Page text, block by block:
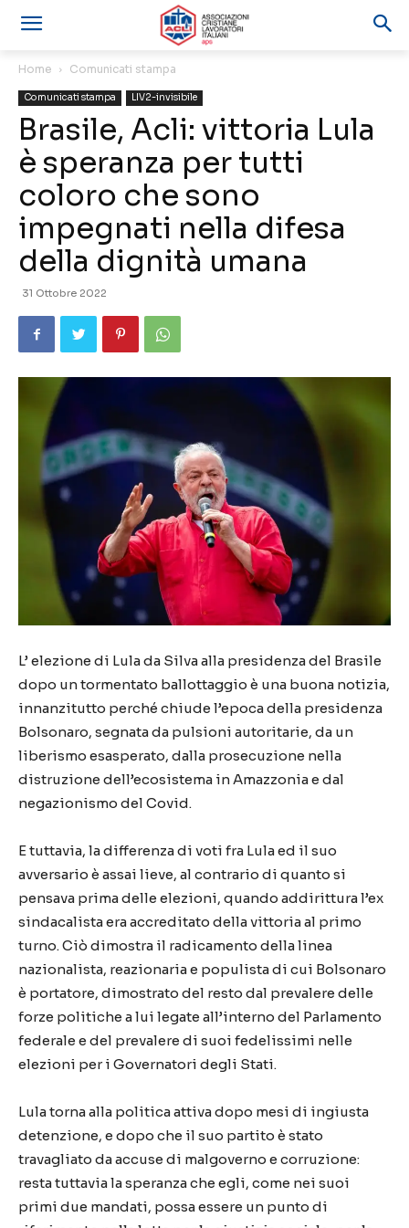
Home Comunicati stampa
Comunicati stampa LIV2-invisibile
Brasile, Acli: vittoria Lula
è speranza per tutti
coloro che sono
impegnati nella difesa
della dignità umana
31 Ottobre 2022
L’ elezione di Lula da Silva alla presidenza del Brasile
dopo un tormentato ballottaggio è una buona notizia,
innanzitutto perché chiude l’epoca della presidenza
Bolsonaro, segnata da pulsioni autoritarie, da un
liberismo esasperato, dalla prosecuzione nella
distruzione dell’ecosistema in Amazzonia e dal
negazionismo del Covid.
E tuttavia, la differenza di voti fra Lula ed il suo
avversario è assai lieve, al contrario di quanto si
pensava prima delle elezioni, quando addirittura l’ex
sindacalista era accreditato della vittoria al primo
turno. Ciò dimostra il radicamento della linea
nazionalista, reazionaria e populista di cui Bolsonaro
è portatore, dimostrato del resto dal prevalere delle
forze politiche a lui legate all’interno del Parlamento
federale e del prevalere di suoi fedelissimi nelle
elezioni per i Governatori degli Stati.
Lula torna alla politica attiva dopo mesi di ingiusta
detenzione, e dopo che il suo partito è stato
travagliato da accuse di malgoverno e corruzione:
resta tuttavia la speranza che egli, come nei suoi
primi due mandati, possa essere un punto di